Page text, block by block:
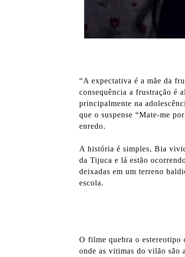
“A expectativa é a mãe da
consequência a frustração é
principalmente na
que o suspense “Mate-me
enredo.
A história é simples, Bia
da Tijuca e lá estão
deixadas em um terreno
escola.
O filme quebra o estereotipo
onde as vitimas do vilão são